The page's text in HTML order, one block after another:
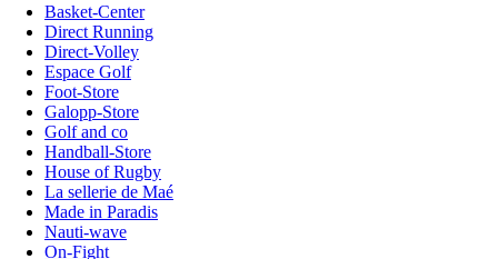
Basket-Center
Direct Running
Direct-Volley
Espace Golf
Foot-Store
Galopp-Store
Golf and co
Handball-Store
House of Rugby
La sellerie de Maé
Made in Paradis
Nauti-wave
On-Fight